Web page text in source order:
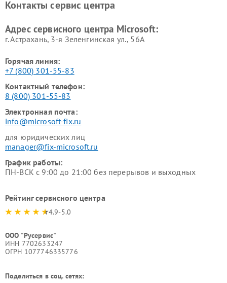
Контакты сервис центра
Адрес сервисного центра Microsoft:
г. Астрахань, 3-я Зеленгинская ул., 56А
Горячая линия:
+7 (800) 301-55-83
Контактный телефон:
8 (800) 301-55-83
Электронная почта:
info@microsoft-fix.ru
для юридических лиц
manager@fix-microsoft.ru
График работы:
ПН-ВСК с 9:00 до 21:00 без перерывов и выходных
Рейтинг сервисного центра
4.9-5.0
ООО "Русервис"
ИНН 7702633247
ОГРН 1077746335776
Поделиться в соц. сетях: